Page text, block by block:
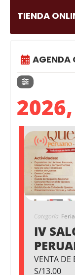
TIENDA
AGENDA
Categoría Feria
IV
VENTA DE
S/13.00